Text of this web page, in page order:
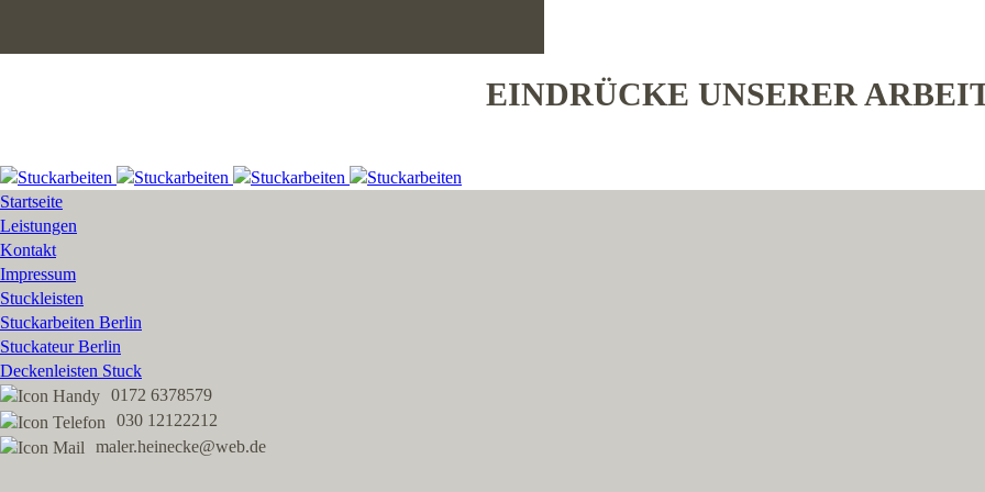
EINDRÜCKE UNSERER
Startseite
Leistungen
Kontakt
Impressum
Stuckleisten
Stuckarbeiten Berlin
Stuckateur Berlin
Deckenleisten Stuck
0172 6378579
030 12122212
maler.heinecke@web.de